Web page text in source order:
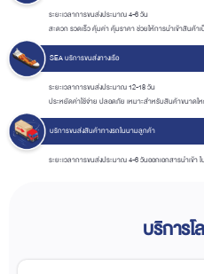
ระยะเวลาการขนส่งประมาณ 4-6 วัน
สะดวก รวดเร็ว คุ้มค่า คุ้มราคา ช่วยให้การนำเข้าสินค้า
SEA บริการขนส่งทางเรือ
ระยะเวลาการขนส่งประมาณ 12-18 วัน
ประหยัดค่าใช้จ่าย ปลอดภัย เหมาะสำหรับสินค้าขนาด
บริการขนส่งสินค้าทางรถในนามลูกค้า
ระยะเวลาการขนส่งประมาณ 4-6 วันออกเอกสารนำเข้
บริการ